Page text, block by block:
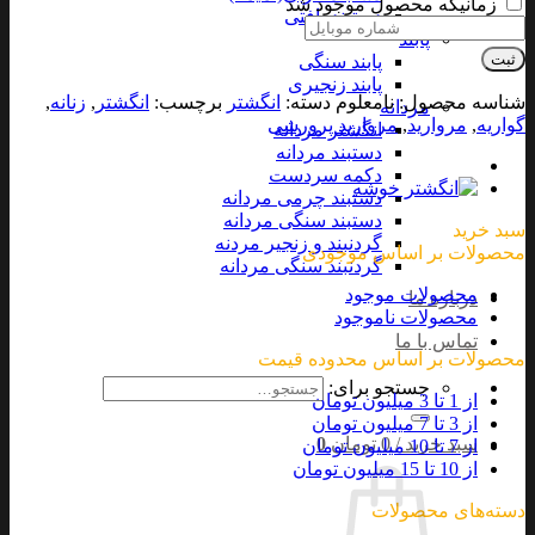
دستبند بافتی
پابند
پابند سنگی
پابند زنجیری
مردانه
انگشتر مردانه
دستبند مردانه
دکمه سردست
دستبند چرمی مردانه
دستبند سنگی مردانه
گردنبند و زنجیر مردنه
گردنبند سنگی مردانه
درباره ما
تماس با ما
جستجو برای:
سبد خرید /0 تومان 0
ثبت
شناسه محصول:نامعلوم دسته: انگشتر برچسب: انگشتر , زنانه,
گواریه, مروارید,مروارید پرورشی
سبد خرید
محصولات بر اساس موجودی
محصولات موجود
محصولات ناموجود
محصولات بر اساس محدوده قیمت
از 1 تا 3 میلیون تومان
از 3 تا 7 میلیون تومان
از 7 تا 10 میلیون تومان
از 10 تا 15 میلیون تومان
دسته‌های محصولات